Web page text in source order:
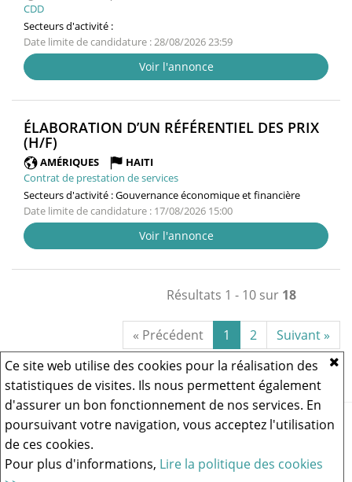
Ce site web utilise des cookies pour la réalisation des
statistiques de visites. Ils nous permettent également
d'assurer un bon fonctionnement de nos services. En
poursuivant votre navigation, vous acceptez l'utilisation
de ces cookies.
Pour plus d'informations, Lire la politique des cookies
CDD
Secteurs d'activité :
Date limite de candidature : 28/08/2026 23:59
Voir l'annonce
ÉLABORATION D’UN RÉFÉRENTIEL DES PRIX
(H/F)
FENÊTRE)
AMÉRIQUES
HAITI
Contrat de prestation de services
Secteurs d'activité :Gouvernance économique et financière
Date limite de candidature : 17/08/2026 15:00
Voir l'annonce
Résultats 1 - 10 sur 18
« Précédent 1 2 Suivant »
Vous rencontrez un problème technique,
cliquez ici pour nous
contacter .